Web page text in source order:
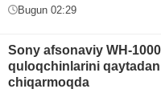
Bugun 02:29
Sony afsonaviy WH-
quloqchinlarini
chiqarmoqda